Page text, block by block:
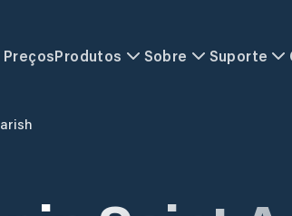
PreçosProdutos Sobre Suporte